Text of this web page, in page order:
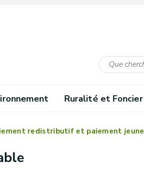
Ruralité et Foncier
redistributif et paiement jeune